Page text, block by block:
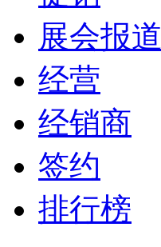
展会报道
经营
经销商
签约
排行榜